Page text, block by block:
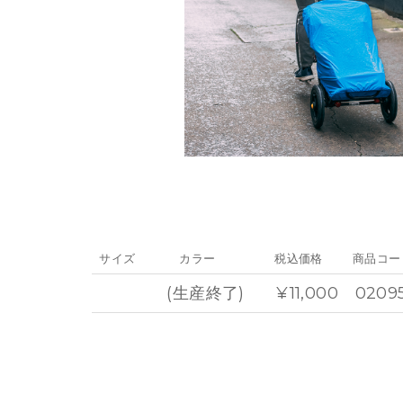
サイズ カラー
(生産終了)
税込価格
¥11,000
商品コ